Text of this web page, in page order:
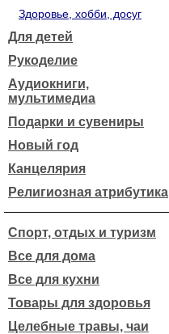
Здоровье, хобби, досуг
Для детей
Рукоделие
Аудиокниги,
мультимедиа
Подарки и сувениры
Новый год
Канцелярия
Религиозная атрибутика
Спорт, отдых и туризм
Все для дома
Все для кухни
Товары для здоровья
Целебные травы, чаи